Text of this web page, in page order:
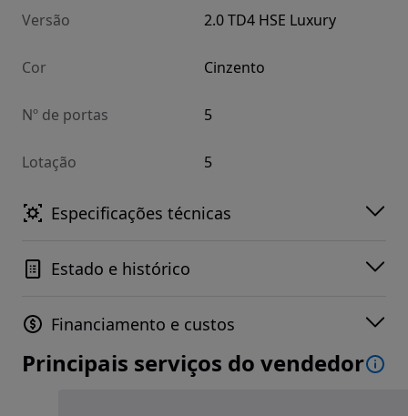
Versão 2.0 TD4 HSE Luxury
Cor Cinzento
Nº de portas 5
Lotação 5
Especificações técnicas
Estado e histórico
Financiamento e custos
Principais serviços do vendedor